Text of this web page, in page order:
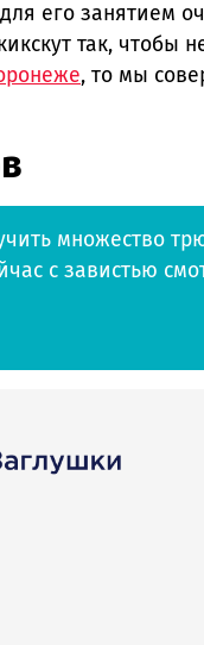
его занятием
так, чтобы
, то мы
множество
с завистью